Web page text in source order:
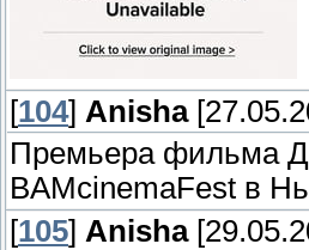
[104] Anisha
Премьера фильма
BAMcinemaFest в
[105] Anisha